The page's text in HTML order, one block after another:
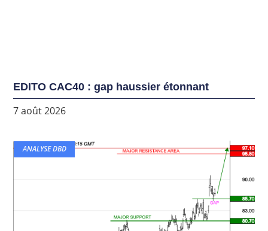
EDITO CAC40 : gap haussier étonnant
7 août 2026
ANALYSE DBD